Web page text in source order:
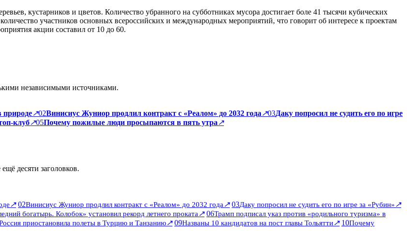
кустарников и цветов. Количество убранного на субботниках мусора достигает боле 41 тысячи кубических
участников основных всероссийских и международных мероприятий, что говорит об интересе к проектам
акции составил от 10 до 60.
независимыми источниками.
природе↗02Винисиус Жуниор продлил контракт с «Реалом» до 2032 года↗03Даку попросил не судить его по игре
клуб↗05Почему пожилые люди просыпаются в пять утра↗
десяти заголовков.
↗ 02Винисиус Жуниор продлил контракт с «Реалом» до 2032 года↗ 03Даку попросил не судить его по игре за «Рубин»↗
богатырь. Колобок» установил рекорд летнего проката↗ 06Трамп подписал указ против «родильного туризма» в
приостановила полеты в Турцию и Танзанию↗ 09Названы 10 кандидатов на пост главы Тольятти↗ 10Почему